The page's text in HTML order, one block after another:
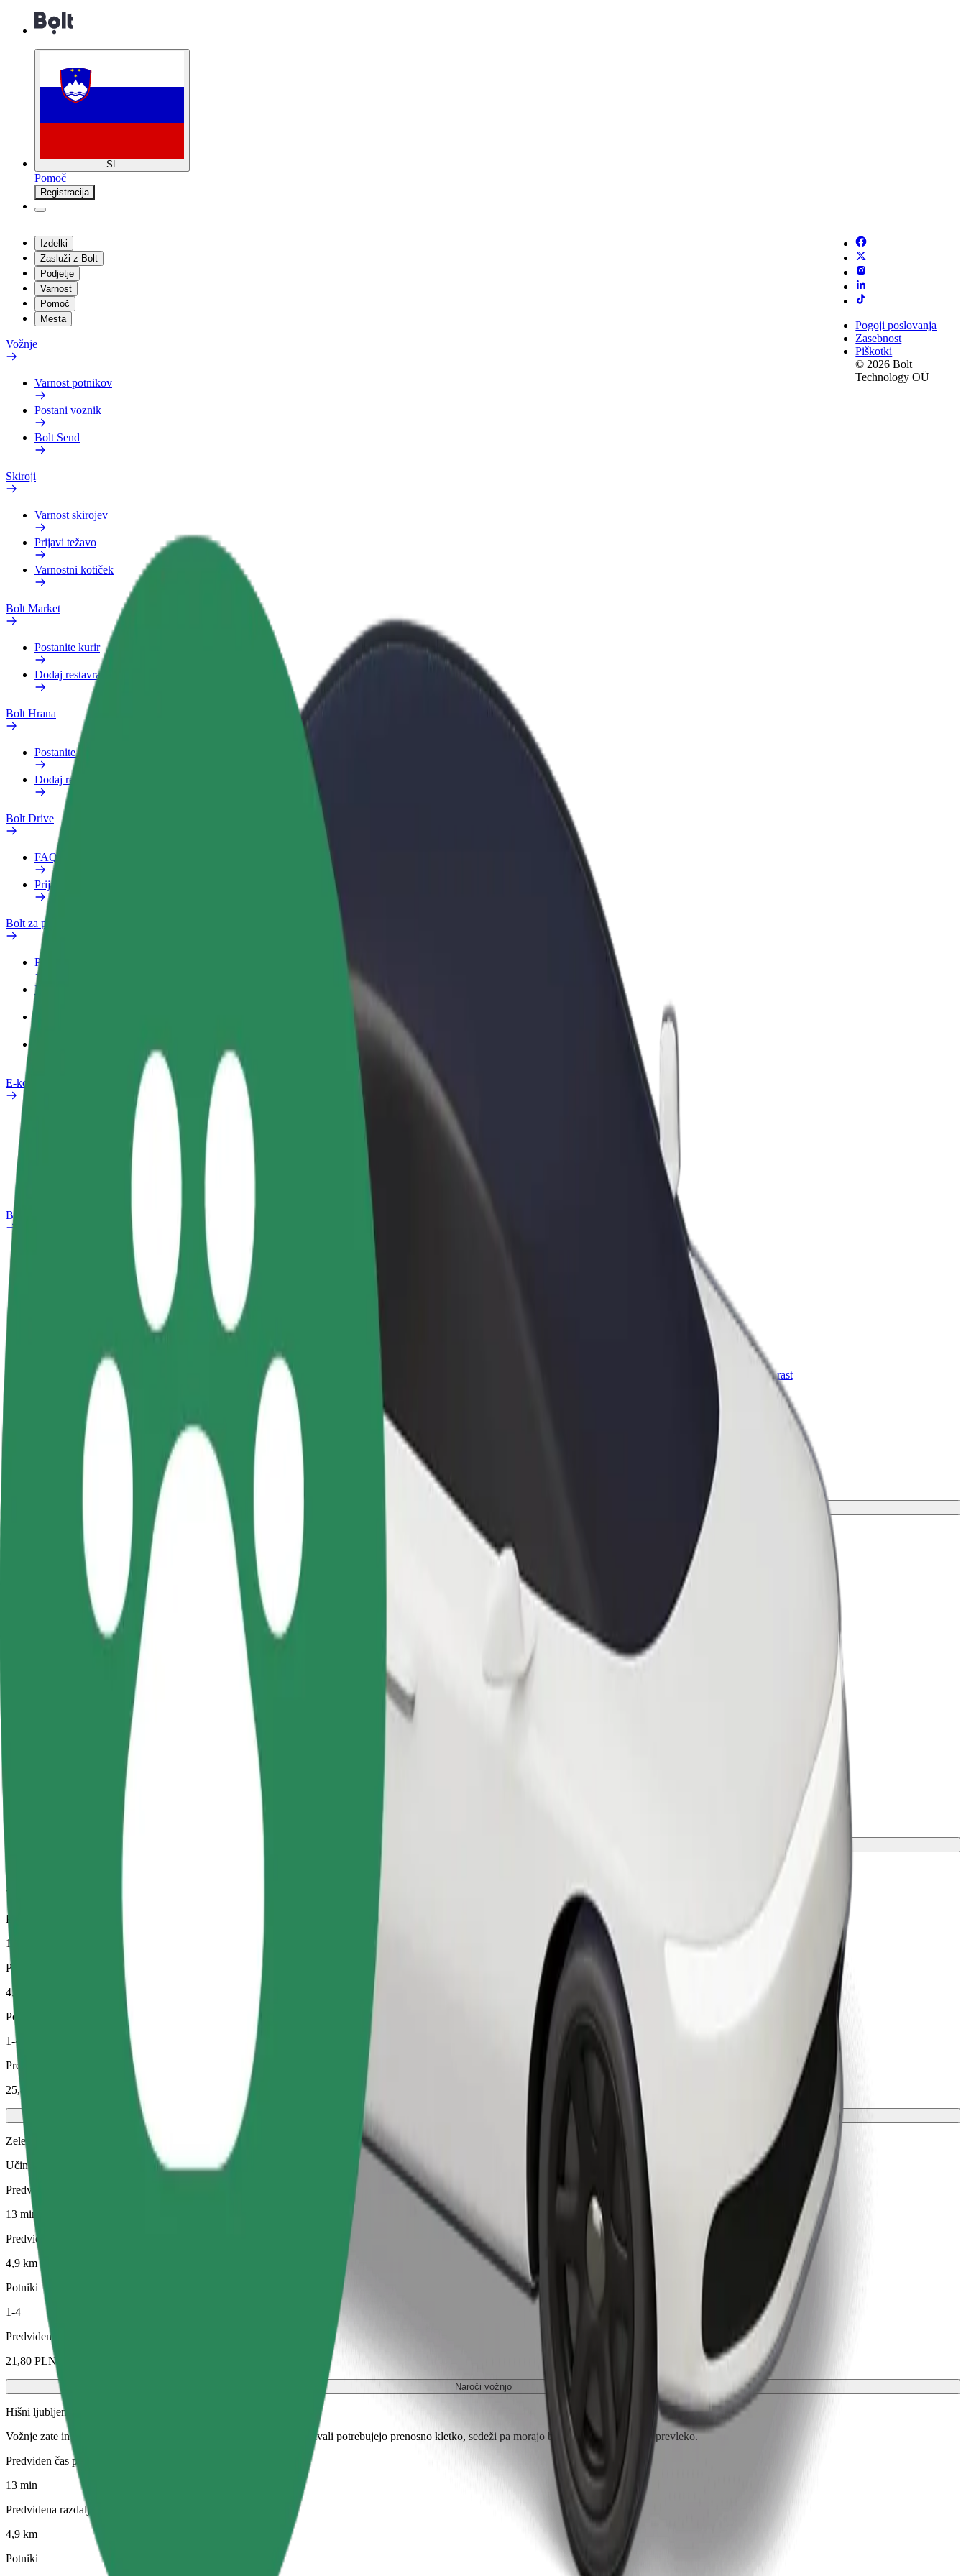
SL
Pomoč
Registracija
Izdelki
Zasluži z Bolt
Podjetje
Varnost
Pomoč
Mesta
Vožnje
Varnost potnikov
Postani voznik
Bolt Send
Skiroji
Varnost skirojev
Prijavi težavo
Varnostni kotiček
Bolt Market
Postanite kurir
Dodaj restavracijo ali trgovino
Bolt Hrana
Postanite kurir
Dodaj restavracijo ali trgovino
Bolt Drive
FAQ
Prijavi vozilo
Bolt za podjetja
Prednosti
Poslovni profil
E-kolesa
Bolt Plus
Postani voznik
Zasluži denar pod svojimi
Dostavljaj hrano in prejmi
Dosezi več strank in zvišaj
Bolt za podjetja
Boltovi izdelki in storitve za rast
tvojega podjetja
Pogoji poslovanja
Zasebnost
Piškotki
© 2026 Bolt
Technology OÜ
Kako priti od Aquapark Fala do BaseCamp
Iščete najboljši način, da pridete od Aquapark Fala do BaseCamp? Raziščite naše storitve in poiščite popolno za svojo pot.
Prenesi aplikacijo
Aquapark Fala
Udobje in praktičnost sta le nekaj klikov stran!
Zanesljive vožnje v vsakdanjih vozilih srednje velikosti.
Večja vozila z več prostora za noge in prtljago
Predviden čas potovanja
13 min
Predvidena razdalja
4,9 km
Potniki
1-4
Predvidena cena
25,80 PLN
Zelena
Učinkovite vožnje v hibridnih in električnih vozilih
Predviden čas potovanja
13 min
Predvidena razdalja
4,9 km
Potniki
1-4
Predvidena cena
21,80 PLN
Naroči vožnjo
Hišni ljubljenčki
Vožnje zate in tvojo hišno žival. Psi morajo nositi nagobčnik, male živali potrebujejo prenosno kletko, sedeži pa morajo biti zaščiteni s odejo ali prevleko.
Predviden čas potovanja
13 min
Predvidena razdalja
4,9 km
Potniki